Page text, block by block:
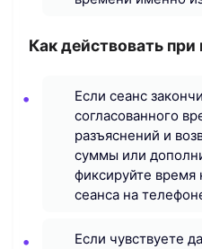
Как действовать
Если сеанс
согласованного
разъяснений и
суммы или
фиксируйте время
сеанса на
Если чувствуете